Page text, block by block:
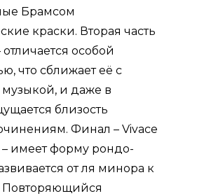
Брамсом
краски. Вторая часть
особой
что сближает её с
и даже в
близость
Финал – Vivace
имеет форму рондо-
от ля минора к
Повторяющийся